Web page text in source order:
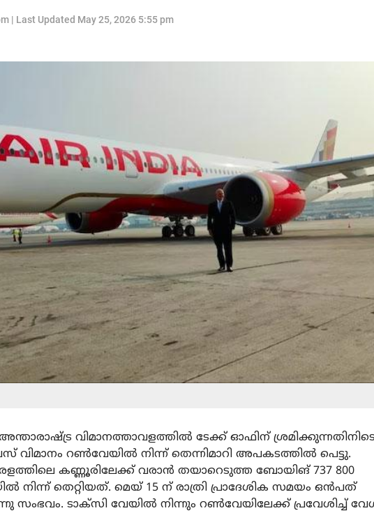
| Last Updated May 25, 2026 5:55 pm
വിമാനത്താവളത്തിൽ ടേക്ക് ഓഫിന് ശ്രമിക്കുന്നതിനിടെ
റൺവേയിൽ നിന്ന് തെന്നിമാറി അപകടത്തിൽ പെട്ടു.
കണ്ണൂരിലേക്ക് വരാൻ തയാറെടുത്ത ബോയിങ് 737 800
നിന്ന് തെറ്റിയത്. മെയ് 15 ന് രാത്രി പ്രാദേശിക സമയം ഒൻപത്
സംഭവം. ടാക്സി വേയിൽ നിന്നും റൺവേയിലേക്ക് പ്രവേശിച്ച്